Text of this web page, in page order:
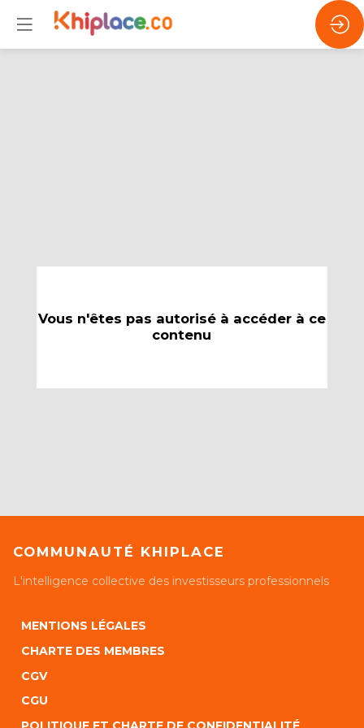
Vous n'êtes pas autorisé à accéder à ce
contenu
COMMUNAUTÉ KHIPLACE
L'intelligence collective des investisseurs professionnels
MENTIONS LÉGALES
CHARTE DES MEMBRES
CGV
CGU